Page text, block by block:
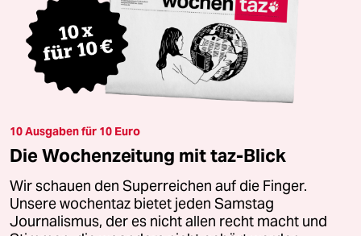
10 Ausgaben für 10 Euro
Die Wochenzeitung mit taz-Blick
Wir schauen den Superreichen auf die Finger.
Unsere wochentaz bietet jeden Samstag
Journalismus, der es nicht allen recht macht und